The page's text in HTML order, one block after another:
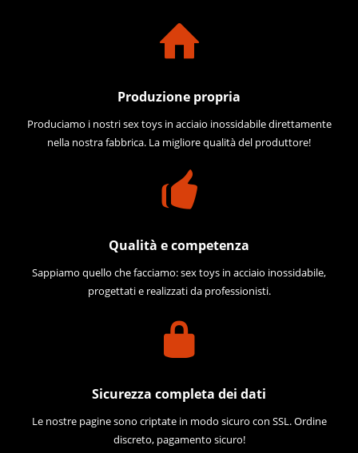
Produzione propria
Produciamo i nostri sex toys in acciaio inossidabile direttamente
nella nostra fabbrica. La migliore qualità del produttore!
Qualità e competenza
Sappiamo quello che facciamo: sex toys in acciaio inossidabile,
progettati e realizzati da professionisti.
Sicurezza completa dei dati
Le nostre pagine sono criptate in modo sicuro con SSL. Ordine
discreto, pagamento sicuro!